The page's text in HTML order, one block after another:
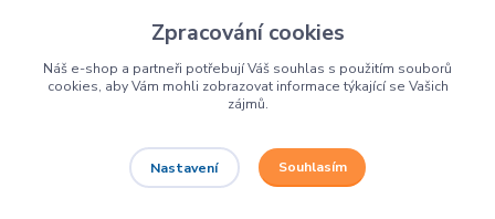
Největší prodejce motorek, čtyřkolek a skútrů na Severní Moravě to je
Zpracování cookies
Náš e-shop a partneři potřebují Váš souhlas s použitím souborů
cookies, aby Vám mohli zobrazovat informace týkající se Vašich
zájmů.
Nastavení Souhlasím